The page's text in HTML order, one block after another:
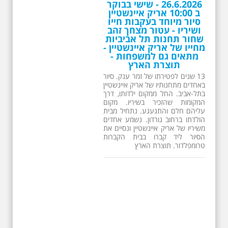
מחו"ל ואלפי מציגים
שיגיעו להשתתף
בתערוכת התיירות
הבינלאומית IMTM
תערוכת התיירות הבינלאומית
התערוכה זו השנה ה-25
שנה של תיירות
26.6.2026 - שישי בבוקר
ב 10:00 אריק איינשטיין
סיור מיוחד בעקבות חייו
ושיריו - עטור מצחך זהב
שחור תחנות תל אביביות
מחייו של אריק איינשטיין -
מתאים גם למשפחות -
תוצרת הארץ
13 שנים לפטירתו של זמר ענק. סיור
באחדים מתחנותיו של אריק איינשטיין
בתל-אביב. החל ממקום ילדותו, דרך
המקומות שהזכיר בשיריו. מקום
עליהם חלם והתגעגע. נתחיל מבית
הולדתו ברחוב גורדון. נשמע אחדים
משיריו של אריק איינשטיין ונסיים את
הסיור ליד קברו בבית הקברות
טרומפלדור. תוצרת הארץ